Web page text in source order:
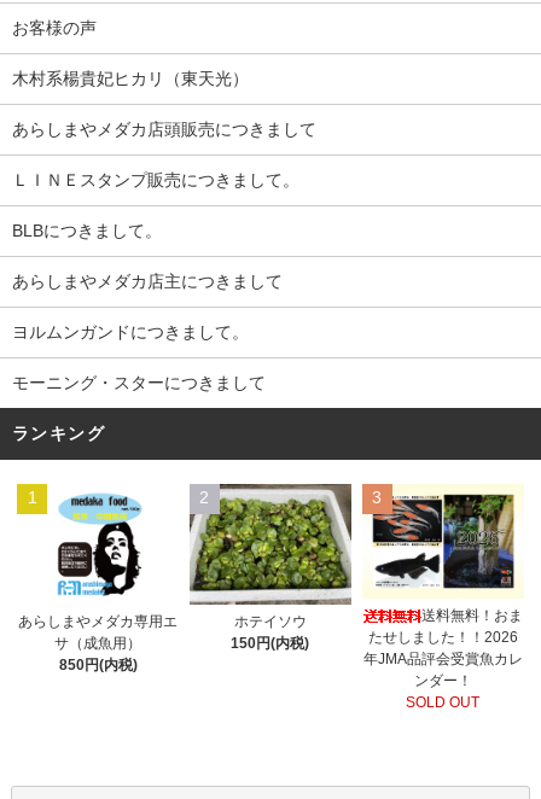
お客様の声
木村系楊貴妃ヒカリ（東天光）
あらしまやメダカ店頭販売につきまして
ＬＩＮＥスタンプ販売につきまして。
BLBにつきまして。
あらしまやメダカ店主につきまして
ヨルムンガンドにつきまして。
モーニング・スターにつきまして
ランキング
1
あらしまやメダカ専用エ
サ（成魚用）
850円(内税)
2
ホテイソウ
150円(内税)
3
送料無料！おま
たせしました！！2026
年JMA品評会受賞魚カレ
ンダー！
SOLD OUT